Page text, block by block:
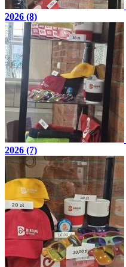
2026 (8)
2026 (7)